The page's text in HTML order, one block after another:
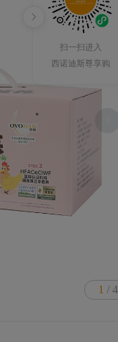
扫一扫进入
西诺迪斯尊享购
1 / 4